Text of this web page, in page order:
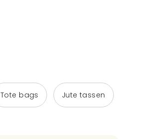
Tote bags Jute tassen